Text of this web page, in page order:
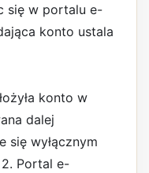
się w portalu e-
konto ustala
konto w
dalej
się wyłącznym
Portal e-